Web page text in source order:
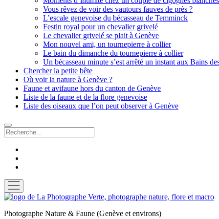
Vous rêvez de voir des vautours fauves de près ?
L’escale genevoise du bécasseau de Temminck
Festin royal pour un chevalier grivelé
Le chevalier grivelé se plait à Genève
Mon nouvel ami, un tournepierre à collier
Le bain du dimanche du tournepierre à collier
Un bécasseau minute s’est arrêté un instant aux Bains
Chercher la petite bête
Où voir la nature à Genève ?
Faune et avifaune hors du canton de Genève
Liste de la faune et de la flore genevoise
Liste des oiseaux que l’on peut observer à Genève
Recherche
ouvrir
menu
La
Verte
Photographe Nature & Faune (Genève et environs)